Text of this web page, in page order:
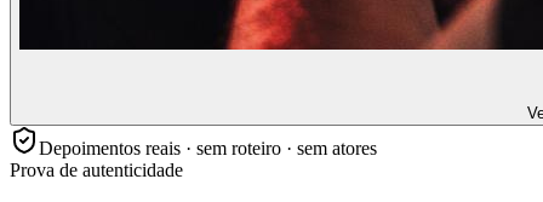
Depoimentos reais · sem roteiro · sem atores
Prova de autenticidade